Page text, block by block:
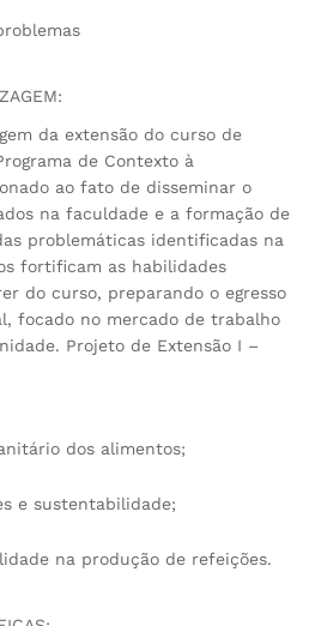
da extensão do curso de
de Contexto à
ao fato de disseminar o
na faculdade e a formação de
problemáticas identificadas na
fortificam as habilidades
do curso, preparando o egresso
focado no mercado de trabalho
Projeto de Extensão I –
dos alimentos;
e sustentabilidade;
na produção de refeições.